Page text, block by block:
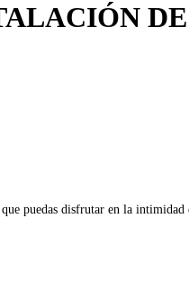
que puedas disfrutar en la